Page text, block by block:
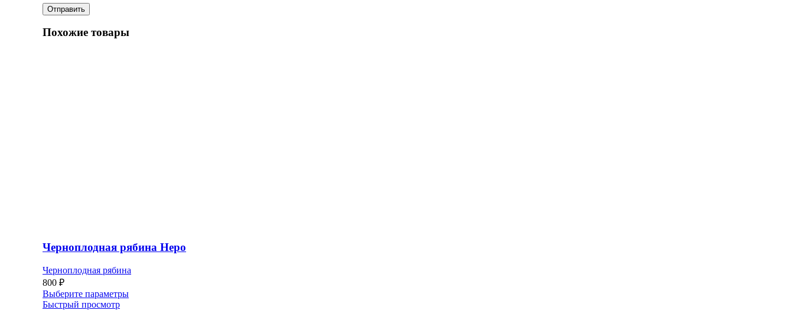
Похожие товары
Черноплодная рябина Неро
Черноплодная рябина
800 ₽
Выберите параметры
Быстрый просмотр